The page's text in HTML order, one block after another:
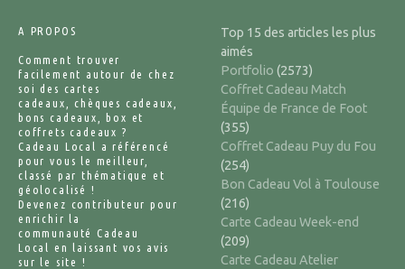
A PROPOS
Comment trouver
facilement autour de chez
soi des cartes
cadeaux, chèques cadeaux,
bons cadeaux, box et
coffrets cadeaux ?
Cadeau Local a référencé
pour vous le meilleur,
classé par thématique et
géolocalisé !
Devenez contributeur pour
enrichir la
communauté Cadeau
Local en laissant vos avis
sur le site !
Top 15 des articles les plus
aimés
Portfolio (2573)
Coffret Cadeau Match
Équipe de France de Foot
(355)
Coffret Cadeau Puy du Fou
(254)
Bon Cadeau Vol à Toulouse
(216)
Carte Cadeau Week-end
(209)
Carte Cadeau Atelier